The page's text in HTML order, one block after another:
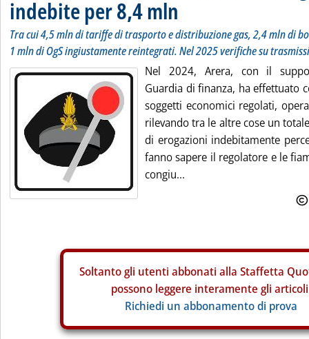
indebite per 8,4 mln
Tra cui 4,5 mln di tariffe di trasporto e distribuzione gas, 2,4 mln di
1 mln di OgS ingiustamente reintegrati. Nel 2025 verifiche su
Nel 2024, Arera, con il
Guardia di finanza, ha effettuato
soggetti economici regolati,
rilevando tra le altre cose un
di erogazioni indebitamente
fanno sapere il regolatore e le
congiu...
Soltanto gli utenti abbonati alla Staffetta
possono leggere interamente gli
Richiedi un abbonamento di prova